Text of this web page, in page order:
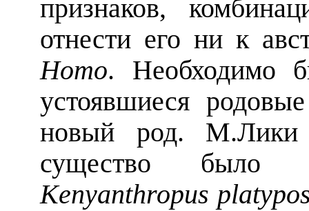
признаков,
отнести его ни к
Homo. Необходимо
устоявшиеся
новый род. М.Лики
существо было
Kenyanthropus